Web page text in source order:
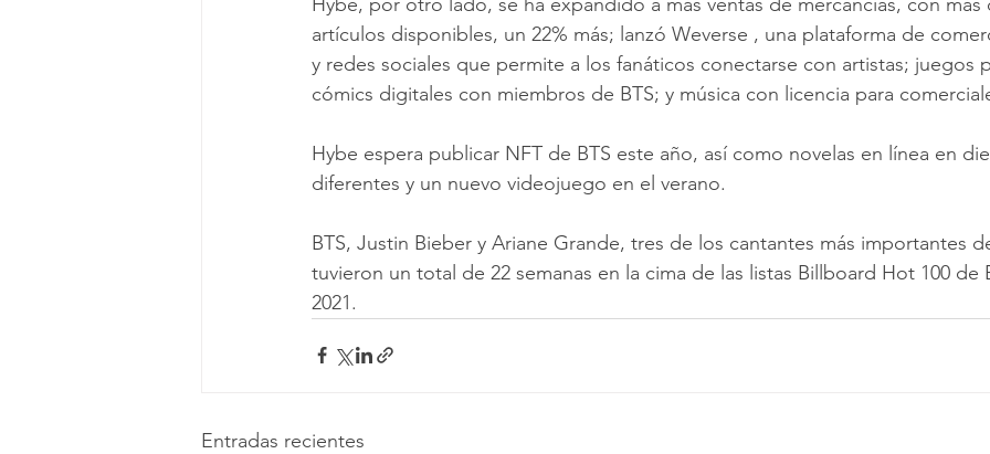
artículos disponibles, un 22% más; lanzó Weverse , una plataforma de
y redes sociales que permite a los fanáticos conectarse con artistas; juegos
cómics digitales con miembros de BTS; y música con licencia para
Hybe espera publicar NFT de BTS este año, así como novelas en línea en
diferentes y un nuevo videojuego en el verano.
BTS, Justin Bieber y Ariane Grande, tres de los cantantes más importantes
tuvieron un total de 22 semanas en la cima de las listas Billboard Hot 100 de
2021.
Entradas recientes